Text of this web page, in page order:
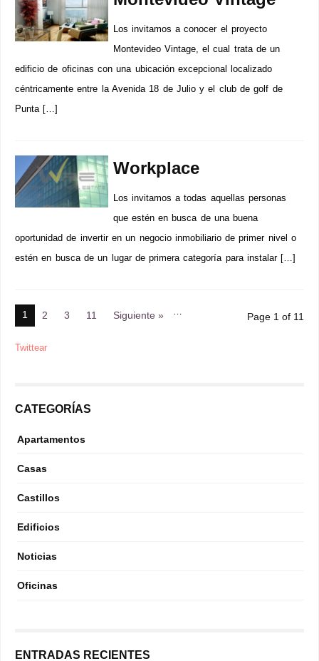
Los invitamos a conocer el proyecto
Montevideo Vintage, el cual trata de un
edificio de oficinas con una ubicación excepcional localizado
céntricamente entre la Avenida 18 de Julio y el club de golf de
Punta […]
Workplace
Los invitamos a todas aquellas personas
que estén en busca de una buena
oportunidad de invertir en un negocio inmobiliario de primer nivel o
estén en busca de un lugar de primera categoría para instalar […]
1 2 3 …
11 Siguiente » Page 1 of 11
Twittear
CATEGORÍAS
Apartamentos
Casas
Castillos
Edificios
Noticias
Oficinas
ENTRADAS RECIENTES